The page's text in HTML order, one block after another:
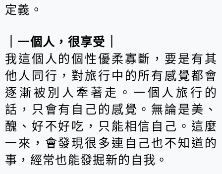
定義。
｜一個人，很享受｜
我這個人的個性優柔寡斷，要是有其
他人同行，對旅行中的所有感覺都會
逐漸被別人牽著走。一個人旅行的
話，只會有自己的感覺。無論是美、
醜、好不好吃，只能相信自己。這麼
一來，會發現很多連自己也不知道的
事，經常也能發掘新的自我。